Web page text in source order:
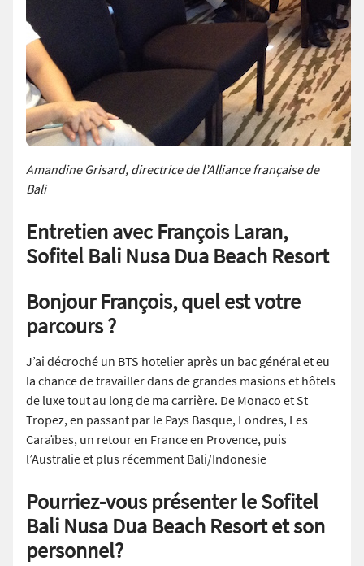
Amandine Grisard, directrice de l’Alliance française de
Bali
Entretien avec François Laran,
Sofitel Bali Nusa Dua Beach Resort
Bonjour François, quel est votre
parcours ?
J’ai décroché un BTS hotelier après un bac général et eu
la chance de travailler dans de grandes masions et hôtels
de luxe tout au long de ma carrière. De Monaco et St
Tropez, en passant par le Pays Basque, Londres, Les
Caraïbes, un retour en France en Provence, puis
l’Australie et plus récemment Bali/Indonesie
Pourriez-vous présenter le Sofitel
Bali Nusa Dua Beach Resort et son
personnel?